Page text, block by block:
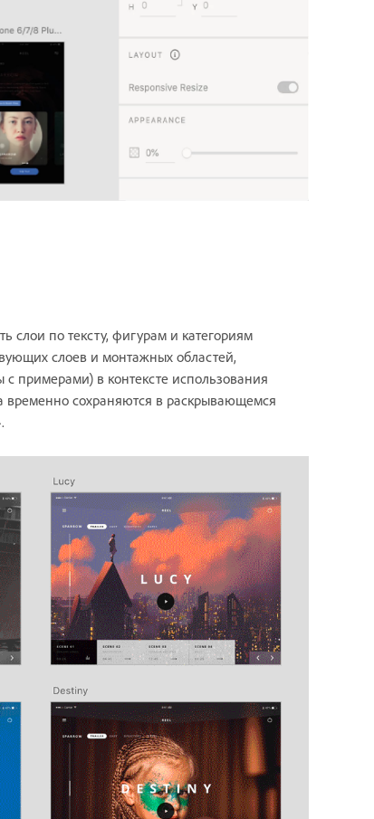
слои по тексту, фигурам и категориям
слоев и монтажных областей,
примерами) в контексте использования
временно сохраняются в раскрывающемся